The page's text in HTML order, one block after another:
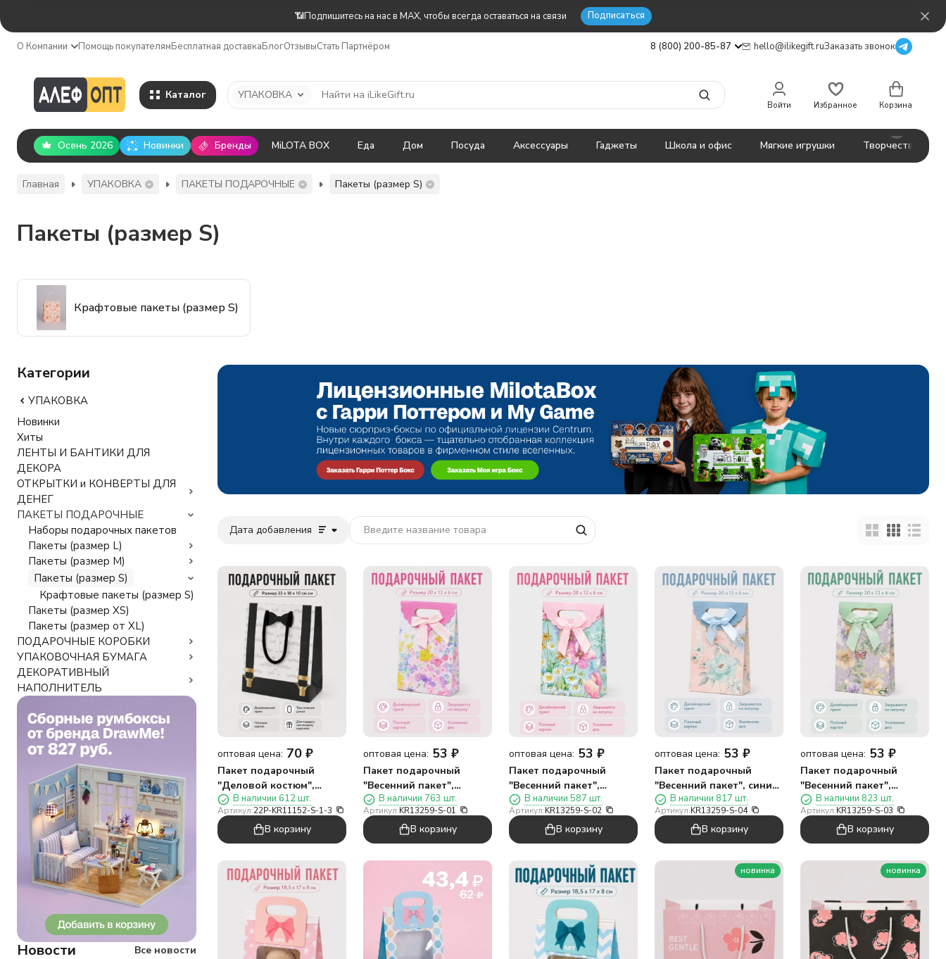
📶Подпишитесь на нас в MAX, чтобы всегда оставаться на связи Подписаться
О Компании Помощь покупателямБесплатная доставкаБлогОтзывыСтать Партнёром 8 (800) 200-85-87 hello@ilikegift.ruЗаказать звонок
Каталог УПАКОВКА
Войти Избранное Корзина
Осень 2026 Новинки Бренды MiLOTA BOX Еда Дом Посуда Аксессуары Гаджеты Школа и офис Мягкие игрушки Творчество
Главная УПАКОВКА ПАКЕТЫ ПОДАРОЧНЫЕ Пакеты (размер S)
Пакеты (размер S)
Крафтовые пакеты (размер S)
Дата добавления
оптовая цена: 70 ₽
Пакет подарочный
"Деловой костюм",
мужские подтяжки
(18*23*10)
В наличии 612 шт.
Артикул:22P-KR11152-S-1-3
В корзину
оптовая цена: 53 ₽
Пакет подарочный
"Весенний пакет",
розовый (12*20*6)
В наличии 763 шт.
Артикул:KR13259-S-01
В корзину
оптовая цена: 53 ₽
Пакет подарочный
"Весенний пакет",
светло-розовый
(12*20*6)
В наличии 587 шт.
Артикул:KR13259-S-02
В корзину
оптовая цена: 53 ₽
Пакет подарочный
"Весенний пакет", синий
(12*20*6)
В наличии 817 шт.
Артикул:KR13259-S-04
В корзину
оптовая цена: 53 ₽
Пакет подарочный
"Весенний пакет",
зеленый (12*20*6)
В наличии 823 шт.
Артикул:KR13259-S-03
В корзину
новинка новинка
Категории
УПАКОВКА
Новинки
Хиты
ЛЕНТЫ И БАНТИКИ ДЛЯ
ДЕКОРА
ОТКРЫТКИ и КОНВЕРТЫ ДЛЯ
ДЕНЕГ
ПАКЕТЫ ПОДАРОЧНЫЕ
Наборы подарочных пакетов
Пакеты (размер L)
Пакеты (размер M)
Пакеты (размер S)
Крафтовые пакеты (размер S)
Пакеты (размер XS)
Пакеты (размер от XL)
ПОДАРОЧНЫЕ КОРОБКИ
УПАКОВОЧНАЯ БУМАГА
ДЕКОРАТИВНЫЙ
НАПОЛНИТЕЛЬ
Новости Все новости